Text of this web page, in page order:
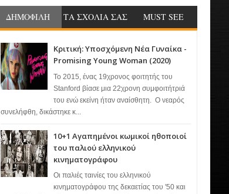
ΔΗΜΟΦΙΛΗ ΤΑ ΣΧΟΛΙΑ ΣΑΣ MUST SEE
Κριτική: Υποσχόμενη Νέα Γυναίκα -
Promising Young Woman (2020)
Το 2015, ένας 19χρονος φοιτητής του
Stanford βίασε μια 22χρονη συμφοιτήτριά
του ενώ εκείνη ήταν αναίσθητη. Ο νεαρός
συνελήφθη, δικάστηκε κ...
10+1 Αγαπημένοι κωμικοί ηθοποιοί
του παλιού ελληνικού
κινηματογράφου
Οι παλιές ταινίες του ελληνικού
κινηματογράφου της δεκαετίας του '50 και